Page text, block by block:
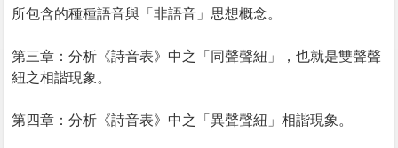
所包含的種種語音與「非語音」思想概念。
第三章：分析《詩音表》中之「同聲聲紐」，也就是雙聲聲
紐之相諧現象。
第四章：分析《詩音表》中之「異聲聲紐」相諧現象。